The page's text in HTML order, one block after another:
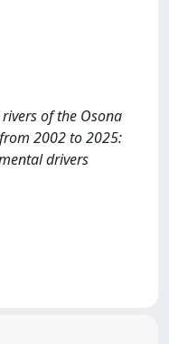
of the Osona
2002 to 2025:
drivers